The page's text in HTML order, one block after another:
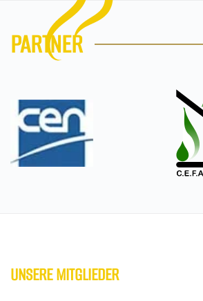
PARTNER
UNSERE MITGLIEDER